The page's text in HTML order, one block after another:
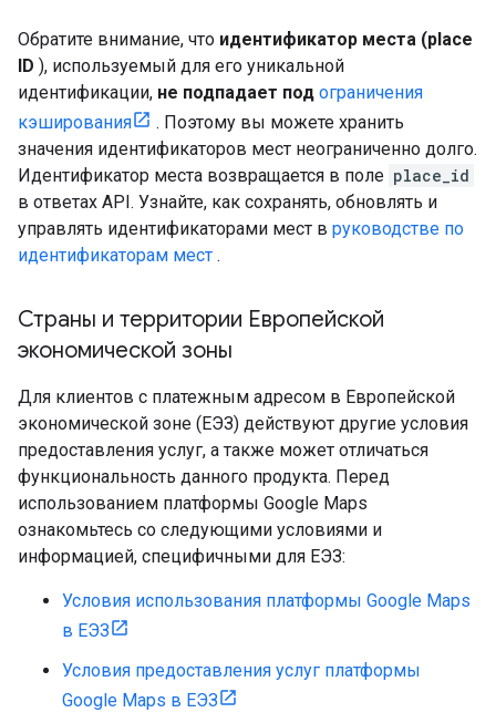
Обратите внимание, что идентификатор места (place
ID ), используемый для его уникальной
идентификации, не подпадает под ограничения
кэширования
. Поэтому вы можете хранить
значения идентификаторов мест неограниченно долго.
Идентификатор места возвращается в поле place_id
в ответах API. Узнайте, как сохранять, обновлять и
управлять идентификаторами мест в руководстве по
идентификаторам мест .
Страны и территории Европейской
экономической зоны
Для клиентов с платежным адресом в Европейской
экономической зоне (ЕЭЗ) действуют другие условия
предоставления услуг, а также может отличаться
функциональность данного продукта. Перед
использованием платформы Google Maps
ознакомьтесь со следующими условиями и
информацией, специфичными для ЕЭЗ:
Условия использования платформы Google Maps
в ЕЭЗ
Условия предоставления услуг платформы
Google Maps в ЕЭЗ